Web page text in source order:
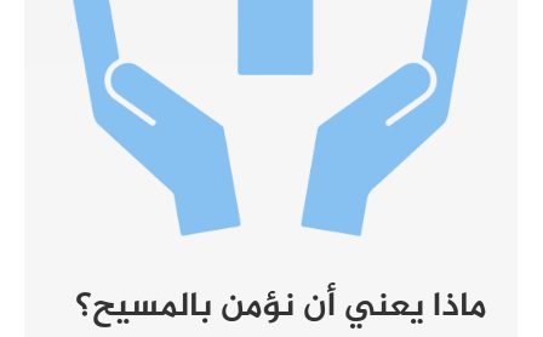
ماذا يعني أن نؤمن بالمسيح؟